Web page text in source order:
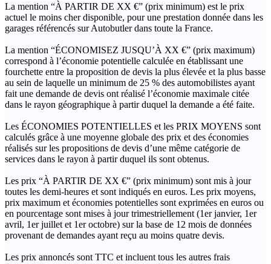
La mention “À PARTIR DE XX €” (prix minimum) est le prix
actuel le moins cher disponible, pour une prestation donnée dans les
garages référencés sur Autobutler dans toute la France.
La mention “ÉCONOMISEZ JUSQU’À XX €” (prix maximum)
correspond à l’économie potentielle calculée en établissant une
fourchette entre la proposition de devis la plus élevée et la plus basse
au sein de laquelle un minimum de 25 % des automobilistes ayant
fait une demande de devis ont réalisé l’économie maximale citée
dans le rayon géographique à partir duquel la demande a été faite.
Les ÉCONOMIES POTENTIELLES et les PRIX MOYENS sont
calculés grâce à une moyenne globale des prix et des économies
réalisés sur les propositions de devis d’une même catégorie de
services dans le rayon à partir duquel ils sont obtenus.
Les prix “À PARTIR DE XX €” (prix minimum) sont mis à jour
toutes les demi-heures et sont indiqués en euros. Les prix moyens,
prix maximum et économies potentielles sont exprimées en euros ou
en pourcentage sont mises à jour trimestriellement (1er janvier, 1er
avril, 1er juillet et 1er octobre) sur la base de 12 mois de données
provenant de demandes ayant reçu au moins quatre devis.
Les prix annoncés sont TTC et incluent tous les autres frais